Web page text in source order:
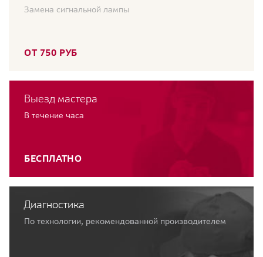
Замена сигнальной лампы
ОТ 750 РУБ
Выезд мастера
В течение часа
БЕСПЛАТНО
Диагностика
По технологии, рекомендованной производителем